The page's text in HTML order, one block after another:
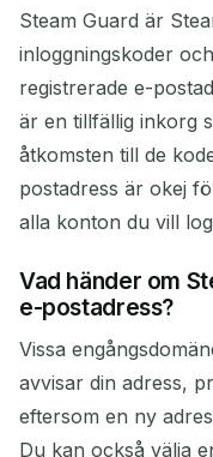
Steam Guard är
inloggningskoder
registrerade e-
är en tillfällig inkorg
åtkomsten till de
postadress är okej
alla konton du vill
Vad händer om
e-postadress?
Vissa
avvisar din adress,
eftersom en ny
Du kan också välja